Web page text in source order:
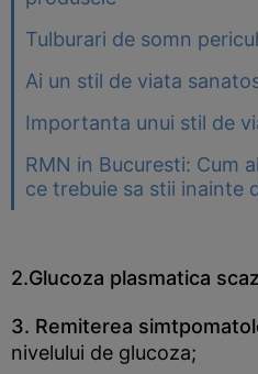
Tulburari de somn
Ai un stil de viata
Importanta unui stil de
RMN in Bucuresti: Cum
ce trebuie sa stii inainte
2.Glucoza plasmatica
3. Remiterea
nivelului de glucoza;